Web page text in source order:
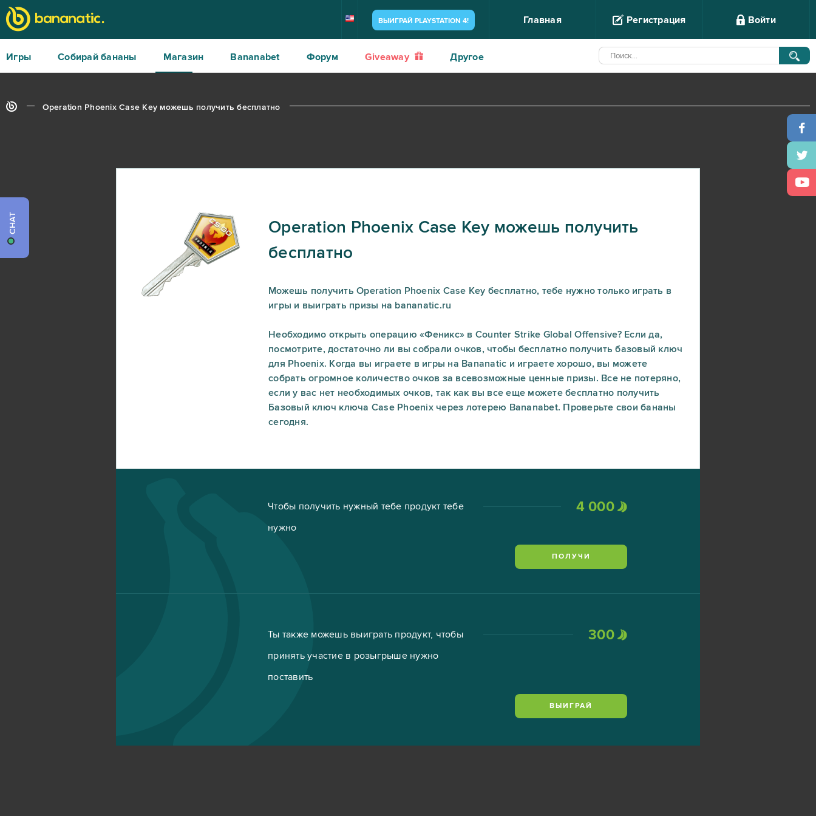
ВЫИГРАЙ PLAYSTATION 4! Главная Регистрация Войти
Игры Собирай бананы Магазин Bananabet Форум Giveaway Другое
Operation Phoenix Case Key можешь получить бесплатно
Operation Phoenix Case Key можешь получить
бесплатно
Можешь получить Operation Phoenix Case Key бесплатно, тебе нужно только играть в
игры и выиграть призы на bananatic.ru
Необходимо открыть операцию «Феникс» в Counter Strike Global Offensive? Если да,
посмотрите, достаточно ли вы собрали очков, чтобы бесплатно получить базовый ключ
для Phoenix. Когда вы играете в игры на Bananatic и играете хорошо, вы можете
собрать огромное количество очков за всевозможные ценные призы. Все не потеряно,
если у вас нет необходимых очков, так как вы все еще можете бесплатно получить
Базовый ключ ключа Case Phoenix через лотерею Bananabet. Проверьте свои бананы
сегодня.
Чтобы получить нужный тебе продукт тебе
нужно
4 000
ПОЛУЧИ
Ты также можешь выиграть продукт, чтобы
принять участие в розыгрыше нужно
поставить
300
ВЫИГРАЙ
CHAT